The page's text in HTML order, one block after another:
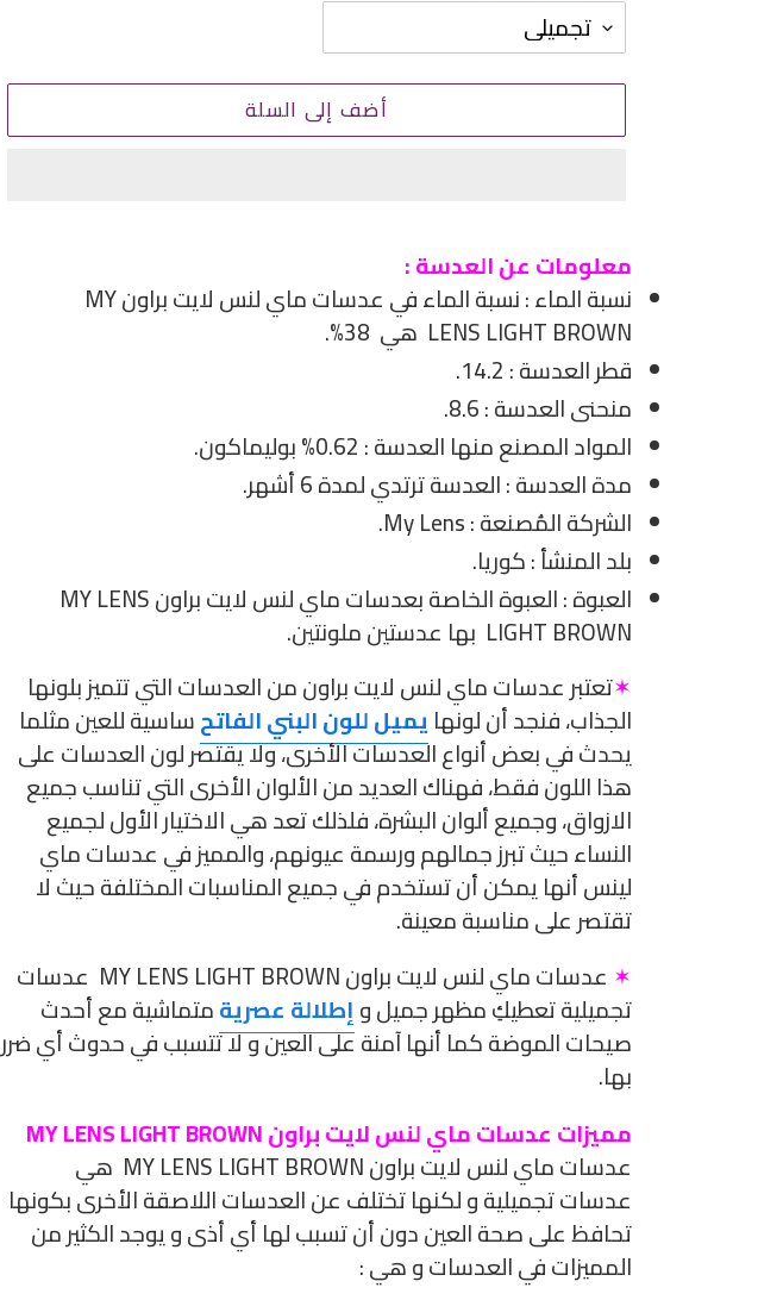
أضف إلى السلة
منتج
إلى
سلة
التسوق
الخاصة
بك
معلومات عن العدسة :
نسبة الماء : نسبة الماء في عدسات ماي لنس لايت براون MY
LENS LIGHT BROWN هي 38%.
قطر العدسة : 14.2.
منحنى العدسة : 8.6.
المواد المصنع منها العدسة : 0.62% بوليماكون.
مدة العدسة : العدسة ترتدي لمدة 6 أشهر.
الشركة المُصنعة : My Lens.
بلد المنشأ : كوريا.
العبوة : العبوة الخاصة بعدسات ماي لنس لايت براون MY LENS
LIGHT BROWN بها عدستين ملونتين.
✶تعتبر عدسات ماي لنس لايت براون من العدسات التي تتميز بلونها
الجذاب، فنجد أن لونهايميل للون البني الفاتحساسية للعين مثلما
يحدث في بعض أنواع العدسات الأخرى، ولا يقتصر لون العدسات على
هذا اللون فقط، فهناك العديد من الألوان الأخرى التي تناسب جميع
الازواق، وجميع ألوان البشرة، فلذلك تعد هي الاختيار الأول لجميع
النساء حيث تبرز جمالهم ورسمة عيونهم، والمميز في عدسات ماي
لينس أنها يمكن أن تستخدم في جميع المناسبات المختلفة حيث لا
تقتصر على مناسبة معينة.
✶
عدسات ماي لنس لايت براون MY LENS LIGHT BROWN عدسات
تجميلية تعطيكِ مظهر جميل وإطلالة عصريةمتماشية مع أحدث
صيحات الموضة كما أنها آمنة على العين و لا تتسبب في حدوث أي ضرر
بها.
مميزات عدسات ماي لنس لايت براون MY LENS LIGHT BROWN
عدسات ماي لنس لايت براون MY LENS LIGHT BROWN هي
عدسات تجميلية و لكنها تختلف عن العدسات اللاصقة الأخرى بكونها
تحافظ على صحة العين دون أن تسبب لها أي أذى و يوجد الكثير من
المميزات في العدسات و هي :